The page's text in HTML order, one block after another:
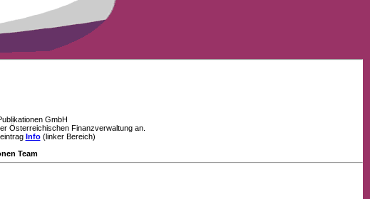
GmbH
Österreichischen Finanzverwaltung an.
Info(linker Bereich)
Team